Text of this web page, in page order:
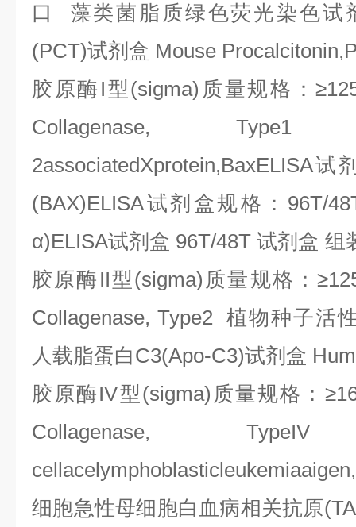
口
藻类菌脂质绿色荧光染色试
(PCT)试剂盒 Mouse
胶原酶 I型 (sigma) 质量规格：≥
Collagenase,
2associatedXprotein,BaxELISA试
(BAX)ELISA试剂盒规格： 96T/
α)ELISA试剂盒 96T/48T 试剂盒 组
胶原酶 II型 (sigma) 质量规格：≥
Collagenase, Type2植物种子活
人载脂蛋白C3(Apo-C3)试剂盒
胶原酶IV型 (sigma) 质量规格：≥
Collagenase,
细胞急性母细胞白血病相关抗原